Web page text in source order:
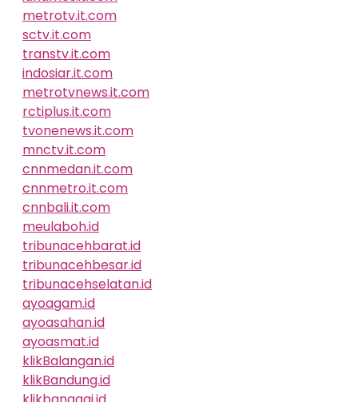
metrotv.it.com
sctv.it.com
transtv.it.com
indosiar.it.com
metrotvnews.it.com
rctiplus.it.com
tvonenews.it.com
mnctv.it.com
cnnmedan.it.com
cnnmetro.it.com
cnnbali.it.com
meulaboh.id
tribunacehbarat.id
tribunacehbesar.id
tribunacehselatan.id
ayoagam.id
ayoasahan.id
ayoasmat.id
klikBalangan.id
klikBandung.id